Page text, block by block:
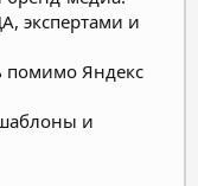
экспертами и
помимо Яндекс
и